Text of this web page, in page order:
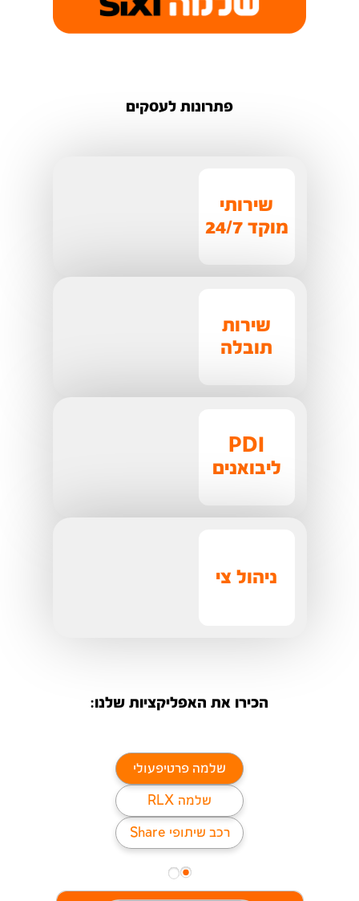
פתרונות לעסקים
שירותי
מוקד 24/7
שירות
תובלה
PDI
ליבואנים
ניהול צי
הכירו את האפליקציות שלנו:
שלמה פרטיפעולי
שלמה RLX
רכב שיתופי Share